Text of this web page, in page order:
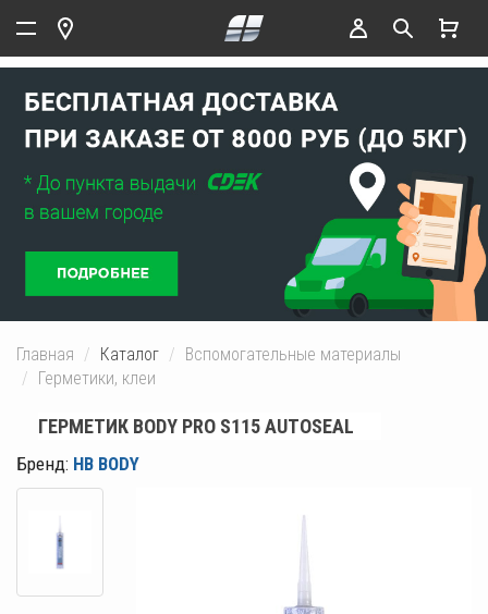
Главная Каталог
Вспомогательные материалы
Герметики, клеи
ГЕРМЕТИК BODY PRO S115 AUTOSEAL
Бренд: HB BODY